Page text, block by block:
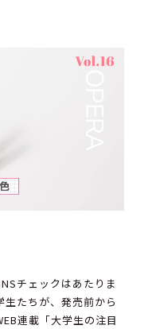
チェックはあたりま
たちが、発売前から
連載「大学生の注目